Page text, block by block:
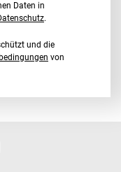
Daten in
.
und die
von